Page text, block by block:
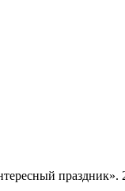
праздник».